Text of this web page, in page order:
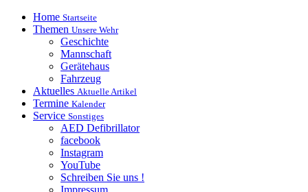
Home Startseite
Themen Unsere Wehr
Geschichte
Mannschaft
Gerätehaus
Fahrzeug
Aktuelles Aktuelle Artikel
Termine Kalender
Service Sonstiges
AED Defibrillator
facebook
Instagram
YouTube
Schreiben Sie uns !
Impressum